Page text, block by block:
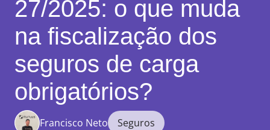
27/2025: o que muda
na fiscalização dos
seguros de carga
obrigatórios?
Francisco Neto
Seguros